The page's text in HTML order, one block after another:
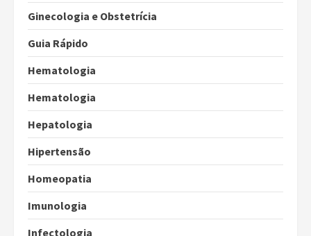
Ginecologia e Obstetrícia
Guia Rápido
Hematologia
Hematologia
Hepatologia
Hipertensão
Homeopatia
Imunologia
Infectologia